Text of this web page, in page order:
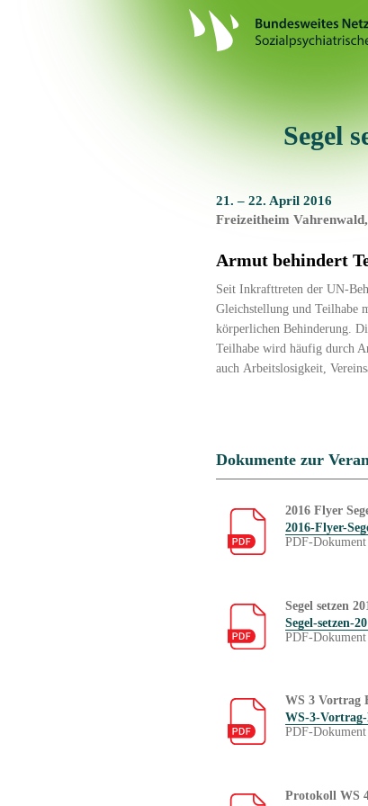
Segel
21. – 22. April 2016
Freizeitheim
Armut behindert
Seit Inkrafttreten der UN-
Gleichstellung und Teilhabe
körperlichen Behinderung.
Teilhabe wird häufig durch
auch Arbeitslosigkeit,
Dokumente zur
2016 Flyer
2016-Flyer-
PDF-
Segel setzen
Segel-setzen-
PDF-
WS 3 Vortrag
WS-3-
PDF-
Protokoll WS